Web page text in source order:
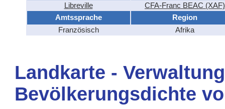
Libreville
CFA-Franc BEAC (XAF)
Amtssprache
Region
Französisch
Afrika
Landkarte -
Bevölkerungsdichte